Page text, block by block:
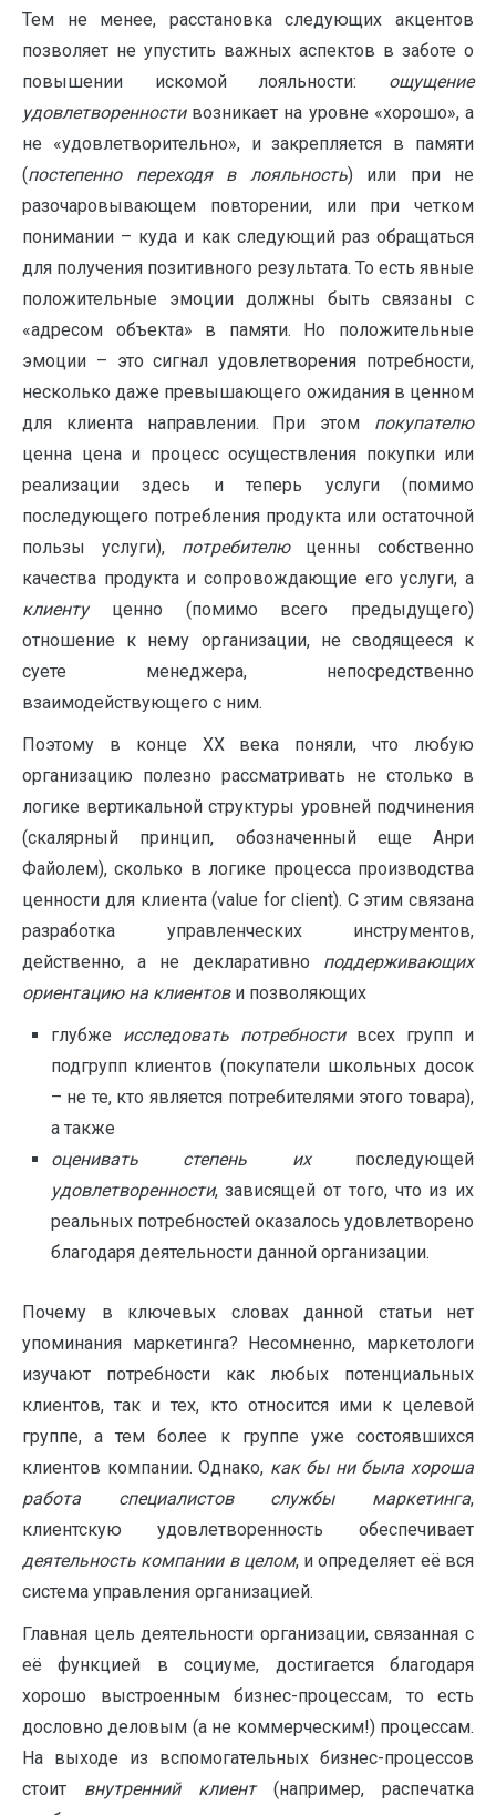
Тем не менее, расстановка следующих акцентов
позволяет не упустить важных аспектов в заботе о
повышении искомой лояльности: ощущение
удовлетворенностивозникает на уровне «хорошо», а
не «удовлетворительно», и закрепляется в памяти
(постепенно переходя в лояльность) или при не
разочаровывающем повторении, или при четком
понимании – куда и как следующий раз обращаться
для получения позитивного результата. То есть явные
положительные эмоции должны быть связаны с
«адресом объекта» в памяти. Но положительные
эмоции – это сигнал удовлетворения потребности,
несколько даже превышающего ожидания в ценном
для клиента направлении. При этом покупателю
ценна цена и процесс осуществления покупки или
реализации здесь и теперь услуги (помимо
последующего потребления продукта или остаточной
пользы услуги), потребителюценны собственно
качества продукта и сопровождающие его услуги, а
клиентуценно (помимо всего предыдущего)
отношение к нему организации, не сводящееся к
суете менеджера, непосредственно
взаимодействующего с ним.
Поэтому в конце XX века поняли, что любую
организацию полезно рассматривать не столько в
логике вертикальной структуры уровней подчинения
(скалярный принцип, обозначенный еще Анри
Файолем), сколько в логике процесса производства
ценности для клиента (value for client). С этим связана
разработка управленческих инструментов,
действенно, а не декларативно поддерживающих
ориентацию на клиентови позволяющих
глубже исследовать потребностивсех групп и
подгрупп клиентов (покупатели школьных досок
– не те, кто является потребителями этого товара),
а также
оценивать степень ихпоследующей
удовлетворенности, зависящей от того, что из их
реальных потребностей оказалось удовлетворено
благодаря деятельности данной организации.
Почему в ключевых словах данной статьи нет
упоминания маркетинга? Несомненно, маркетологи
изучают потребности как любых потенциальных
клиентов, так и тех, кто относится ими к целевой
группе, а тем более к группе уже состоявшихся
клиентов компании. Однако, как бы ни была хороша
работа специалистов службы маркетинга,
клиентскую удовлетворенность обеспечивает
деятельность компании в целом, и определяет её вся
система управления организацией.
Главная цель деятельности организации, связанная с
её функцией в социуме, достигается благодаря
хорошо выстроенным бизнес-процессам, то есть
дословно деловым (а не коммерческим!) процессам.
На выходе из вспомогательных бизнес-процессов
стоит внутренний клиент(например, распечатка